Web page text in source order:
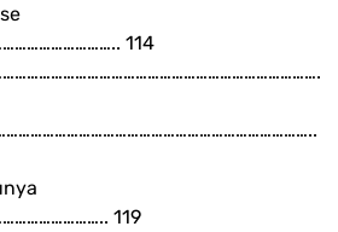
114
119